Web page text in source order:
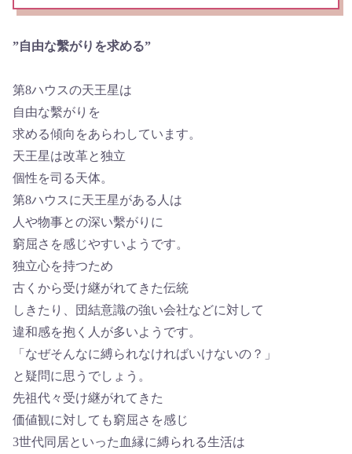
”自由な繫がりを求める”
第8ハウスの天王星は
自由な繫がりを
求める傾向をあらわしています。
天王星は改革と独立
個性を司る天体。
第8ハウスに天王星がある人は
人や物事との深い繫がりに
窮屈さを感じやすいようです。
独立心を持つため
古くから受け継がれてきた伝統
しきたり、団結意識の強い会社などに対して
違和感を抱く人が多いようです。
「なぜそんなに縛られなければいけないの？」
と疑問に思うでしょう。
先祖代々受け継がれてきた
価値観に対しても窮屈さを感じ
3世代同居といった血縁に縛られる生活は